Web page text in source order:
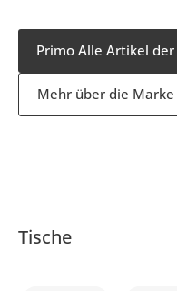
Primo Alle Artikel
Mehr über die Marke
Tische